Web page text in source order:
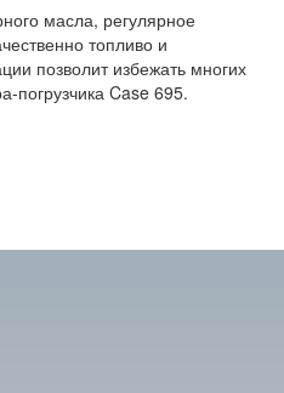
масла, регулярное
топливо и
позволит избежать многих
погрузчика Case 695.